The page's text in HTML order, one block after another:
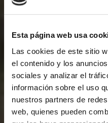
Esta página web usa
Las cookies de este sitio
el contenido y los
sociales y analizar el
información sobre el uso
nuestros partners de
web, quienes pueden